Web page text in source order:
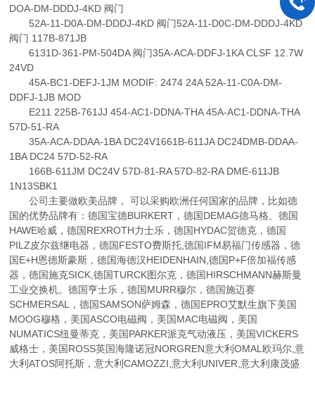
DOA-DM-DDDJ-4KD 阀门
52A-11-D0A-DM-DDDJ-4KD 阀门52A-11-D0C-DM-DDDJ-4KD
阀门 117B-871JB
6131D-361-PM-504DA 阀门35A-ACA-DDFJ-1KA CLSF 12.7W
24VD
45A-BC1-DEFJ-1JM MODIF: 2474 24A 52A-11-C0A-DM-
DDFJ-1JB MOD
E211 225B-761JJ 454-AC1-DDNA-THA 45A-AC1-DDNA-THA
57D-51-RA
35A-ACA-DDAA-1BA DC24V1661B-611JA DC24DMB-DDAA-
1BA DC24 57D-52-RA
166B-611JM DC24V 57D-81-RA 57D-82-RA DME-611JB
1N13SBK1
公司主要做欧美品牌， 可以采购欧洲任何国家的品牌，比如德
国的优势品牌有：德国宝德BURKERT，德国DEMAG德马格、德国
HAWE哈威，德国REXROTH力士乐，德国HYDAC贺德克，德国
PILZ皮尔兹继电器，德国FESTO费斯托,德国IFM易福门传感器，德
国E+H恩德斯豪斯，德国海德汉HEIDENHAIN,德国P+F倍加福传感
器，德国施克SICK,德国TURCK图尔克，德国HIRSCHMANN赫斯曼
工业交换机。德国亨士乐，德国MURR穆尔，德国施迈赛
SCHMERSAL，德国SAMSON萨姆森，德国EPRO艾默生旗下美国
MOOG穆格，美国ASCO电磁阀，美国MAC电磁阀，美国
NUMATICS纽曼蒂克，美国PARKER派克气动液压，美国VICKERS
威格士，美国ROSS英国海隆诺冠NORGREN意大利OMAL欧玛尔,意
大利ATOS阿托斯，意大利CAMOZZI,意大利UNIVER,意大利康茂盛